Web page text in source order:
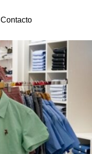
Contacto